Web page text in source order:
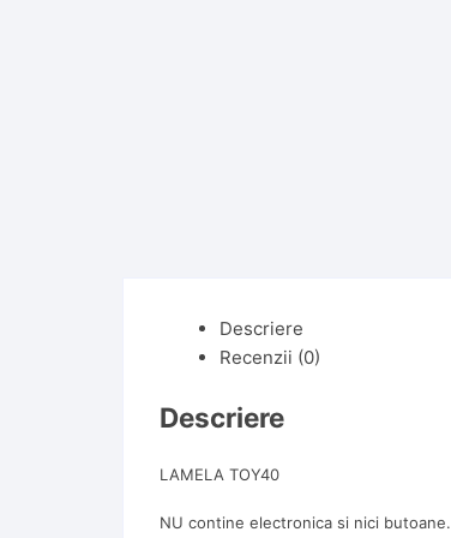
Descriere
Recenzii (0)
Descriere
LAMELA TOY40
NU contine electronica si nici butoane.